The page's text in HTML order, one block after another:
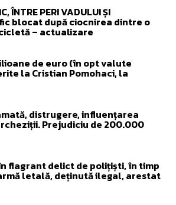
ÎNTRE PERI VADULUI ȘI
blocat după ciocnirea dintre o
– actualizare
de euro (în opt valute
la Cristian Pomohaci, la
distrugere, influențarea
Prejudiciu de 200.000
flagrant delict de polițiști, în timp
letală, deținută ilegal, arestat